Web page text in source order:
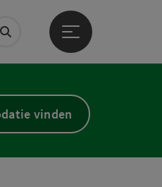
Zoek op
Startmenu openen
vinden